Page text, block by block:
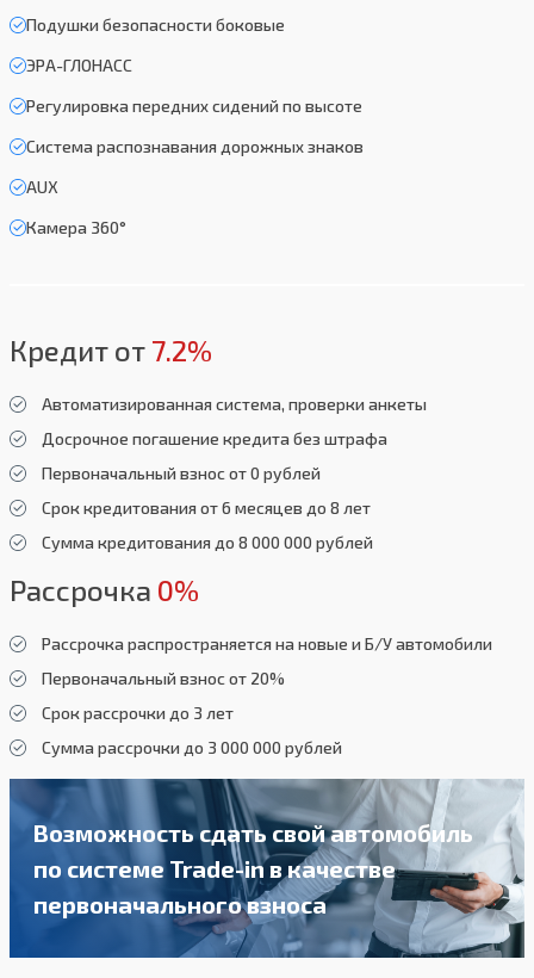
Подушки безопасности боковые
ЭРА-ГЛОНАСС
Регулировка передних сидений по высоте
Система распознавания дорожных знаков
AUX
Камера 360°
Кредит от 7.2%
Автоматизированная система, проверки анкеты
Досрочное погашение кредита без штрафа
Первоначальный взнос от 0 рублей
Срок кредитования от 6 месяцев до 8 лет
Сумма кредитования до 8 000 000 рублей
Рассрочка 0%
Рассрочка распространяется на новые и Б/У автомобили
Первоначальный взнос от 20%
Срок рассрочки до 3 лет
Сумма рассрочки до 3 000 000 рублей
Возможность сдать свой автомобиль
по системе Trade-in в качестве
первоначального взноса